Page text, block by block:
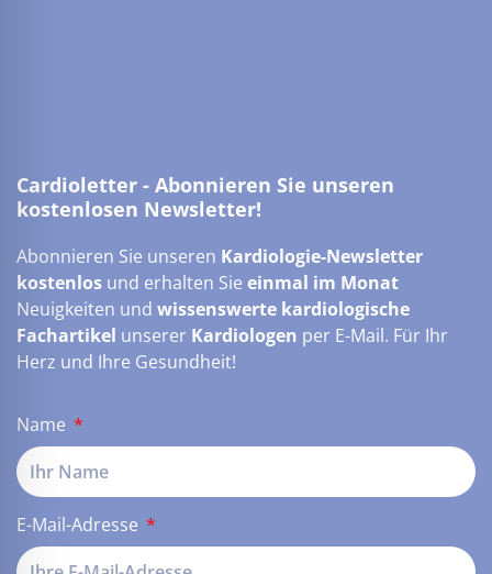
Cardioletter - Abonnieren Sie unseren
kostenlosen Newsletter!
Abonnieren Sie unseren Kardiologie-Newsletter
kostenlos und erhalten Sie einmal im Monat
Neuigkeiten und wissenswerte kardiologische
Fachartikel unserer Kardiologen per E-Mail. Für Ihr
Herz und Ihre Gesundheit!
Name
E-Mail-Adresse